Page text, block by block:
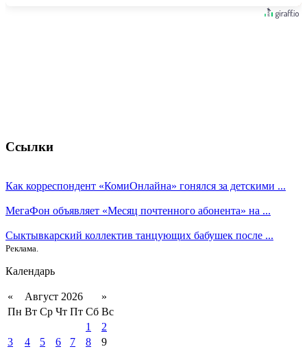
Ссылки
Как корреспондент «КомиОнлайна» гонялся за детскими ...
МегаФон объявляет «Месяц почтенного абонента» на ...
Сыктывкарский коллектив танцующих бабушек после ...
Реклама.
Календарь
« Август 2026
»
Пн Вт Ср Чт Пт Сб Вс
1
2
3
4 5 6 7 8
9